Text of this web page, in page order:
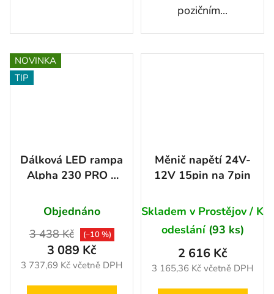
pozičním...
NOVINKA
TIP
Dálková LED rampa
Alpha 230 PRO –
6400 lm, IP68
Objednáno
3 737,69 Kč včetně DPH
3 089 Kč
3 438 Kč (–10 %)
Měnič napětí 24V-
12V 15pin na 7pin
Skladem v Prostějov / K
odeslání (93 ks)
3 165,36 Kč včetně DPH
2 616 Kč